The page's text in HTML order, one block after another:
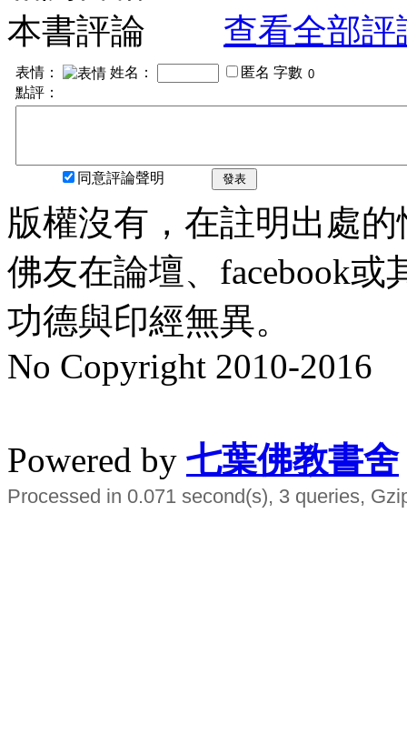
本書評論
查看全部評
表情： 姓名： 匿名 字數
點評：
同意評論聲明 發表
版權沒有，在註明出處
佛友在論壇、facebook
功德與印經無異。
No Copyright 2010-2016
Powered by 七葉佛教書舍
Processed in 0.071 second(s), 3 queries,